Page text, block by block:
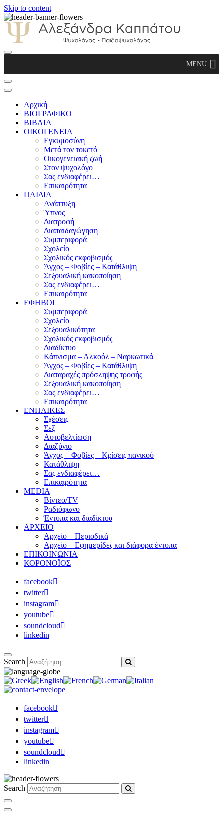
Skip to content
Παιδοψυχολόγος
MENU
Αρχική
ΒΙΟΓΡΑΦΙΚΟ
ΒΙΒΛΙΑ
ΟΙΚΟΓΕΝΕΙΑ
Εγκυμοσύνη
Μετά τον τοκετό
Οικογενειακή ζωή
Στον ψυχολόγο
Σας ενδιαφέρει…
Επικαιρότητα
ΠΑΙΔΙΑ
Ανάπτυξη
Ύπνος
Διατροφή
Διαπαιδαγώγηση
Συμπεριφορά
Σχολείο
Σχολικός εκφοβισμός
Άγχος – Φοβίες – Κατάθλιψη
Σεξουαλική κακοποίηση
Σας ενδιαφέρει…
Επικαιρότητα
ΕΦΗΒΟΙ
Συμπεριφορά
Σχολείο
Σεξουαλικότητα
Σχολικός εκφοβισμός
Διαδίκτυο
Κάπνισμα – Αλκοόλ – Ναρκωτικά
Άγχος – Φοβίες – Κατάθλιψη
Διαταραχές πρόσληψης τροφής
Σεξουαλική κακοποίηση
Σας ενδιαφέρει…
Επικαιρότητα
ΕΝΗΛΙΚΕΣ
Σχέσεις
Σεξ
Αυτοβελτίωση
Διαζύγιο
Άγχος – Φοβίες – Κρίσεις πανικού
Κατάθλιψη
Σας ενδιαφέρει…
Επικαιρότητα
MEDIA
Βίντεο/TV
Ραδιόφωνο
Έντυπα και διαδίκτυο
ΑΡΧΕΙΟ
Αρχείο – Περιοδικά
Αρχείο – Εφημερίδες και διάφορα έντυπα
ΕΠΙΚΟΙΝΩΝΙΑ
ΚΟΡΟΝΟΪΟΣ
facebook
twitter
instagram
youtube
soundcloud
linkedin
Search
facebook
twitter
instagram
youtube
soundcloud
linkedin
Search